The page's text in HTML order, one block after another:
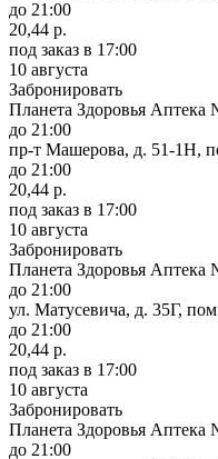
до 21:00
20,44 р.
под заказ в 17:00
10 августа
Забронировать
Планета Здоровья Аптека
до 21:00
пр-т Машерова, д. 51-1Н,
до 21:00
20,44 р.
под заказ в 17:00
10 августа
Забронировать
Планета Здоровья Аптека
до 21:00
ул. Матусевича, д. 35Г,
до 21:00
20,44 р.
под заказ в 17:00
10 августа
Забронировать
Планета Здоровья Аптека
до 21:00